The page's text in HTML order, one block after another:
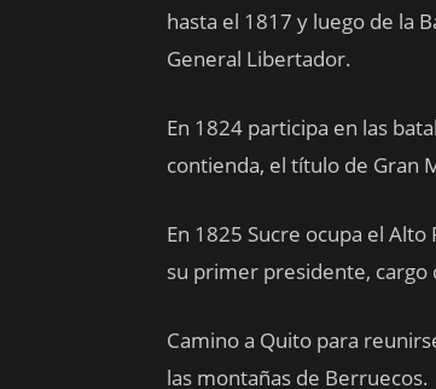
hasta el 1817 y luego de la
General Libertador.
En 1824 participa en las
contienda, el título de Gran
En 1825 Sucre ocupa el
su primer presidente, cargo
Camino a Quito para
las montañas de Berruecos.